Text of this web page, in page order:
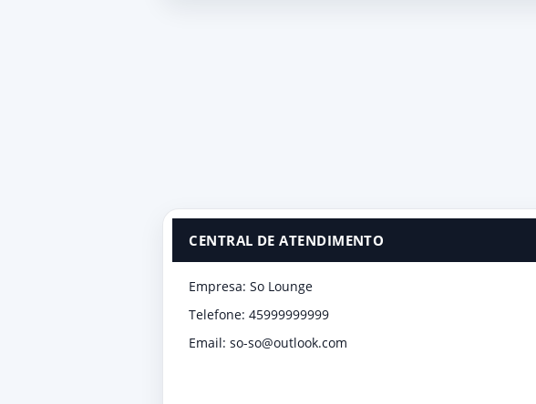
CENTRAL DE ATENDIMENTO
Empresa: So Lounge
Telefone: 45999999999
Email: so-so@outlook.com